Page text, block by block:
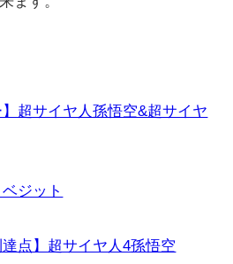
超サイヤ人孫悟空&超サイヤ
ジット
点】超サイヤ人4孫悟空